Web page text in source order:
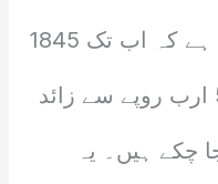
دی گئی بریفنگ میں بتایا گیا ہے کہ اب تک 1845
افراد کو مجموعی طور پر 5 ارب روپے سے زائد
چکے ہیں۔ یہ